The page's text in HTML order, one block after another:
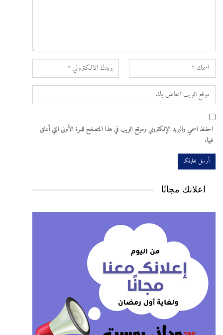
احفظ اسمي والبريد الإلكتروني وموقع الويب في هذا المتصفح للمرة الأولى التي أعلق
فيها.
اعلانك مجانًا